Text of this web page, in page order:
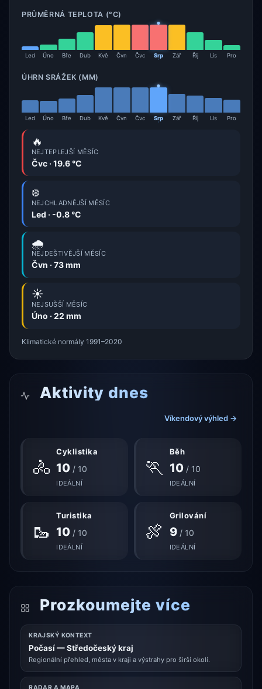
PRŮMĚRNÁ TEPLOTA (°C)
Led Úno Bře Dub Kvě Čvn Čvc Srp Zář Říj Lis Pro
ÚHRN SRÁŽEK (MM)
Led Úno Bře Dub Kvě Čvn Čvc Srp Zář Říj Lis Pro
🔥
NEJTEPLEJŠÍ MĚSÍC
Čvc · 19.6 °C
❄️
NEJCHLADNĚJŠÍ MĚSÍC
Led · -0.8 °C
🌧️
NEJDEŠTIVĚJŠÍ MĚSÍC
Čvn · 73 mm
☀️
NEJSUŠŠÍ MĚSÍC
Úno · 22 mm
Klimatické normály 1991–2020
Aktivity dnes
Víkendový výhled →
🚴
Cyklistika
10 / 10
IDEÁLNÍ
🏃
Běh
10/ 10
IDEÁLNÍ
🥾
Turistika
10 / 10
IDEÁLNÍ
🍖
Grilování
9/ 10
IDEÁLNÍ
Prozkoumejte více
KRAJSKÝ KONTEXT
Počasí — Středočeský kraj
Regionální přehled, města v kraji a výstrahy pro širší okolí.